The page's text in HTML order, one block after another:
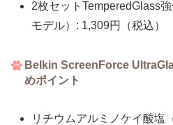
2枚セットTemperedGlass
モデル）: 1,309円（税込）
Belkin ScreenForce
めポイント
リチウムアルミノケイ酸塩